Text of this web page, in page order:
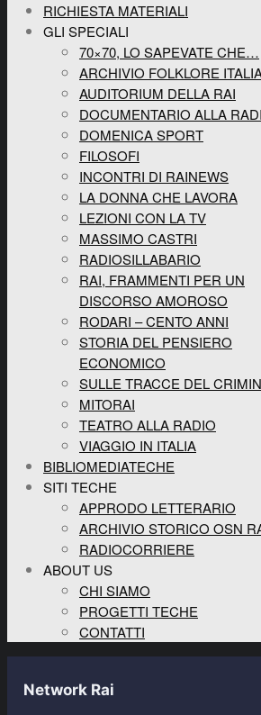
RICHIESTA MATERIALI
GLI SPECIALI
70×70, LO SAPEVATE CHE…
ARCHIVIO FOLKLORE
AUDITORIUM DELLA RAI
DOCUMENTARIO ALLA
DOMENICA SPORT
FILOSOFI
INCONTRI DI RAINEWS
LA DONNA CHE LAVORA
LEZIONI CON LA TV
MASSIMO CASTRI
RADIOSILLABARIO
RAI, FRAMMENTI PER UN
DISCORSO AMOROSO
RODARI – CENTO ANNI
STORIA DEL PENSIERO
ECONOMICO
SULLE TRACCE DEL
MITORAI
TEATRO ALLA RADIO
VIAGGIO IN ITALIA
BIBLIOMEDIATECHE
SITI TECHE
APPRODO LETTERARIO
ARCHIVIO STORICO OSN
RADIOCORRIERE
ABOUT US
CHI SIAMO
PROGETTI TECHE
CONTATTI